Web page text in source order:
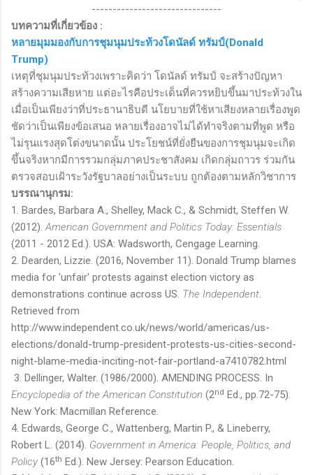
-------------------------------
บทความที่เกี่ยวข้อง :
หลายมุมมองกับการชุมนุมประท้วงโดนัลด์ ทรัมป์(Donald
Trump)
เหตุที่ชุมนุมประท้วงเพราะคิดว่า โดนัลด์ ทรัมป์ จะสร้างปัญหา
สร้างความเสียหาย แต่อะไรคือประเด็นที่ควรหยิบขึ้นมาประท้วงใน
เมื่อเป็นเพียงว่าที่ประธานาธิบดี นโยบายที่ใช้หาเสียงหลายเรื่องพูด
ชัดว่าเป็นเพียงข้อเสนอ หลายเรื่องอาจไม่ได้ทำจริงตามที่พูด หรือ
ไม่รุนแรงสุดโต่งขนาดนั้น ประโยชน์ที่ยั่งยืนของการชุมนุมจะเกิด
ขึ้นจริงหากมีการรวมกลุ่มภาคประชาสังคม เกิดกลุ่มถาวร ร่วมกัน
ตรวจสอบเฝ้าระวังรัฐบาลอย่างเป็นระบบ ถูกต้องตามหลักวิชาการ
บรรณานุกรม:
1. Bardes, Barbara A., Shelley, Mack C., & Schmidt, Steffen W.
(2012).American Government and Politics Today: Essentials
(2011 - 2012 Ed.). USA: Wadsworth, Cengage Learning.
2. Dearden, Lizzie. (2016, November 11). Donald Trump blames
media for 'unfair' protests against election victory as
demonstrations continue across US. The Independent.
Retrieved from
http://www.independent.co.uk/news/world/americas/us-
elections/donald-trump-president-protests-us-cities-second-
night-blame-media-inciting-not-fair-portland-a7410782.html
3. Dellinger, Walter. (1986/2000). AMENDING PROCESS. In
Encyclopedia of the American Constitution (2nd Ed., pp.72-75).
New York: Macmillan Reference.
4. Edwards, George C., Wattenberg, Martin P., & Lineberry,
Robert L. (2014). Government in America: People, Politics, and
Policy (16th Ed.). New Jersey: Pearson Education.